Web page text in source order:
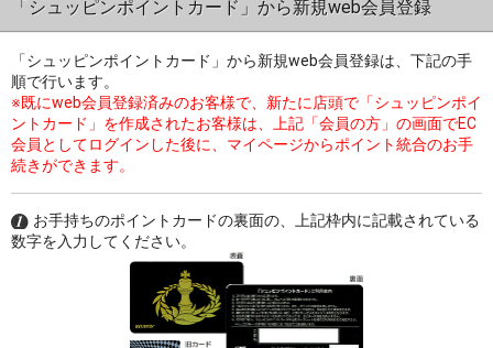
「シュッピンポイントカード」から新規web会員登録
「シュッピンポイントカード」から新規web会員登録は、下記の手
順で行います。
※既にweb会員登録済みのお客様で、新たに店頭で「シュッピンポイ
ントカード」を作成されたお客様は、上記「会員の方」の画面でEC
会員としてログインした後に、マイページからポイント統合のお手
続きができます。
お手持ちのポイントカードの裏面の、上記枠内に記載されている
数字を入力してください。